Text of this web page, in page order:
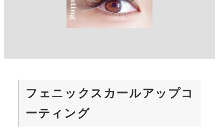
フェニックスカールアップコ
ーティング